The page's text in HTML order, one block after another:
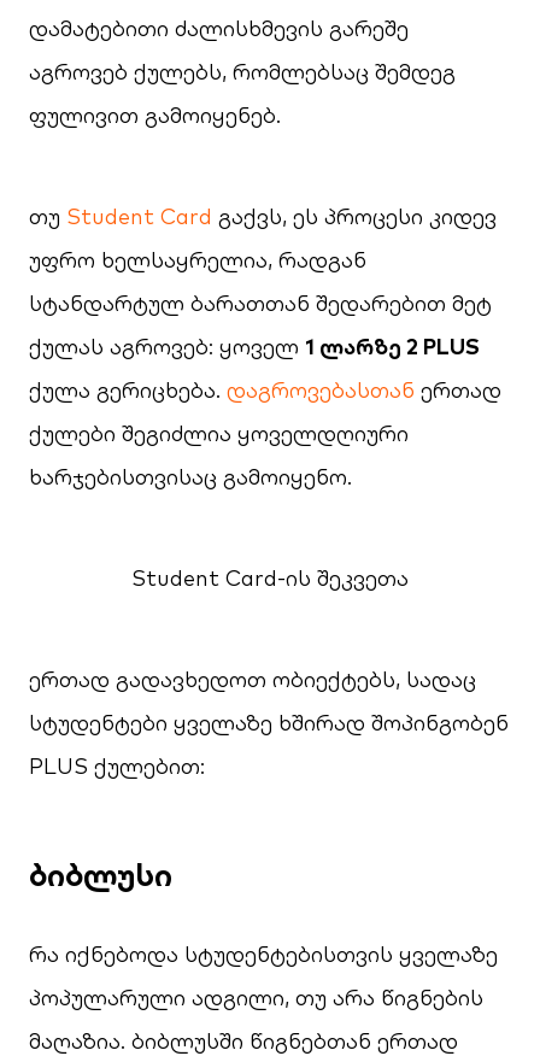
დამატებითი ძალისხმევის გარეშე
აგროვებ ქულებს, რომლებსაც შემდეგ
ფულივით გამოიყენებ.
თუ Student Card გაქვს, ეს პროცესი კიდევ
უფრო ხელსაყრელია, რადგან
სტანდარტულ ბარათთან შედარებით მეტ
ქულას აგროვებ: ყოველ 1 ლარზე 2 PLUS
ქულა გერიცხება. დაგროვებასთან ერთად
ქულები შეგიძლია ყოველდღიური
ხარჯებისთვისაც გამოიყენო.
Student Card-ის შეკვეთა
ერთად გადავხედოთ ობიექტებს, სადაც
სტუდენტები ყველაზე ხშირად შოპინგობენ
PLUS ქულებით:
ბიბლუსი
რა იქნებოდა სტუდენტებისთვის ყველაზე
პოპულარული ადგილი, თუ არა წიგნების
მაღაზია. ბიბლუსში წიგნებთან ერთად